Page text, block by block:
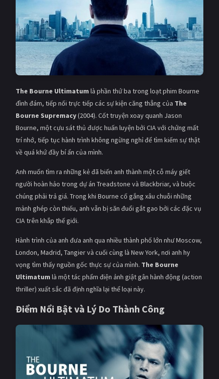
Bí ẩn Lịch sử
Viễn Tây Tiểu sử
GameShow DramaTV
QUỐC GIA
Âu - Mỹ Trung Quốc - Hồng Kông
Nhật Bản
Ấn Độ Việt Nam
Tổng hợp
CẬP NHẬT
PHIM MỚI
PHIM BỘ
PHIM LẺ
PHIM CHIẾU RẠP
TUYỂN TẬP PHIM
The Bourne Ultimatum là phần thứ ba trong loạt phim Bourne
đình đám, tiếp nối trực tiếp các sự kiện căng thẳng của The
Bourne Supremacy(2004). Cốt truyện xoay quanh Jason
Bourne, một cựu sát thủ được huấn luyện bởi CIA với chứng mất
trí nhớ, tiếp tục hành trình không ngừng nghỉ để tìm kiếm sự thật
về quá khứ đầy bí ẩn của mình.
Anh muốn tìm ra những kẻ đã biến anh thành một cỗ máy giết
người hoàn hảo trong dự án Treadstone và Blackbriar, và buộc
chúng phải trả giá. Trong khi Bourne cố gắng xâu chuỗi những
mảnh ghép còn thiếu, anh vẫn bị săn đuổi gắt gao bởi các đặc vụ
CIA trên khắp thế giới.
Hành trình của anh đưa anh qua nhiều thành phố lớn như Moscow,
London, Madrid, Tangier và cuối cùng là New York, nơi anh hy
vọng tìm thấy nguồn gốc thực sự của mình. The Bourne
Ultimatum là một tác phẩm điện ảnh giật gân hành động (action
thriller) xuất sắc đã định nghĩa lại thể loại này.
Điểm Nổi Bật và Lý Do Thành Công